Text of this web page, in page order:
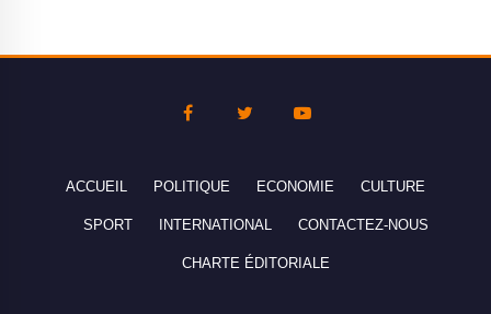
ACCUEIL POLITIQUE ECONOMIE CULTURE
SPORT INTERNATIONAL CONTACTEZ-NOUS
CHARTE ÉDITORIALE